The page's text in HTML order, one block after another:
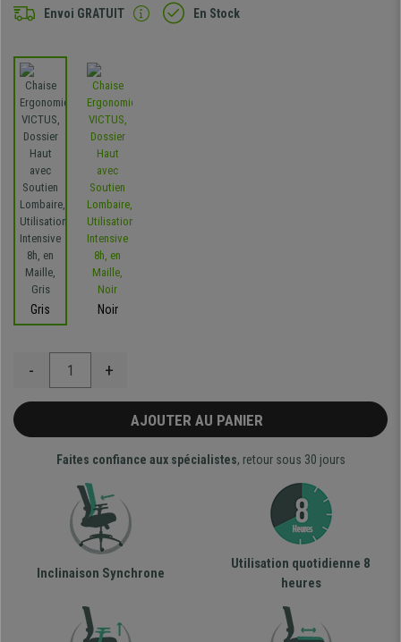
Envoi GRATUIT En Stock
Gris Noir
- +
AJOUTER AU PANIER
Faites confiance aux spécialistes, retour sous 30 jours
Inclinaison Synchrone
Utilisation quotidienne 8
heures